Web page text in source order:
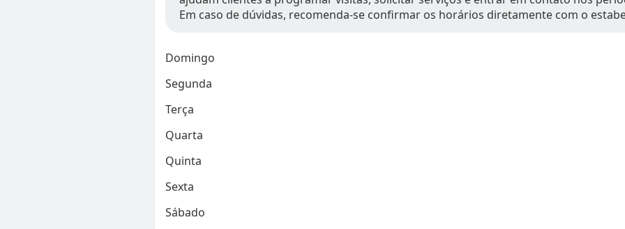
Em caso de dúvidas, recomenda-se confirmar os horários diretamente com o
Domingo
Segunda
Terça
Quarta
Quinta
Sexta
Sábado